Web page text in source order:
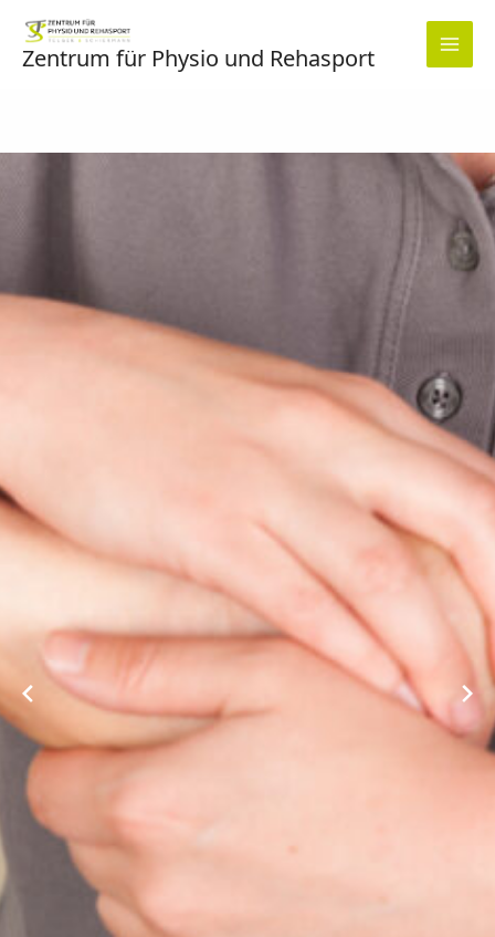
Inhalt
springen
Zentrum für Physio und Rehasport